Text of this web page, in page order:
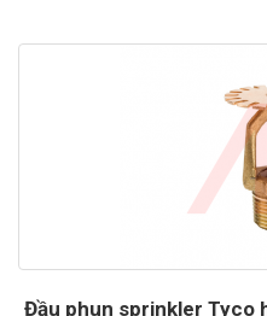
Đầu phun sprinkler Tyco